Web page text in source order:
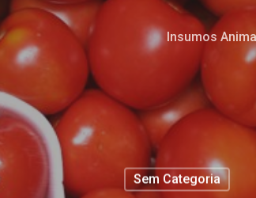
Insumos
Sem Categoria